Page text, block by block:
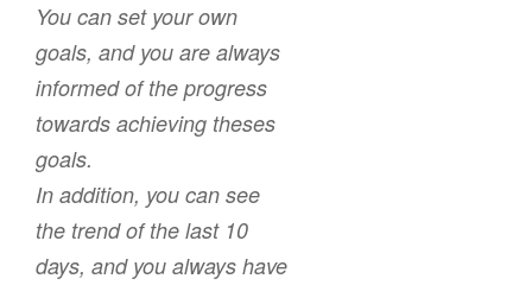
You can set your own
goals, and you are always
informed of the progress
towards achieving theses
goals.
In addition, you can see
the trend of the last 10
days, and you always have